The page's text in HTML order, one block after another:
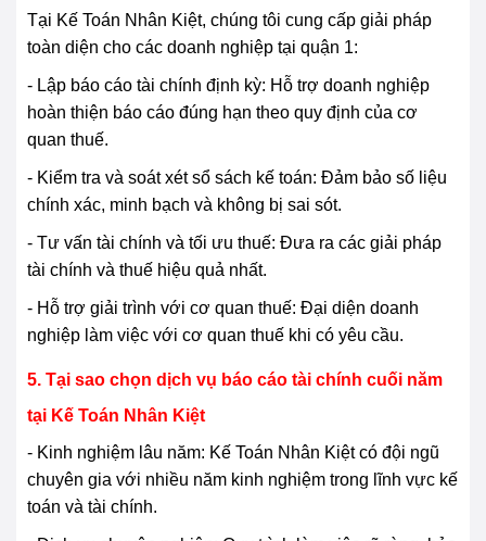
Tại Kế Toán Nhân Kiệt, chúng tôi cung cấp giải pháp
toàn diện cho các doanh nghiệp tại quận 1:
- Lập báo cáo tài chính định kỳ: Hỗ trợ doanh nghiệp
hoàn thiện báo cáo đúng hạn theo quy định của cơ
quan thuế.
- Kiểm tra và soát xét sổ sách kế toán: Đảm bảo số liệu
chính xác, minh bạch và không bị sai sót.
- Tư vấn tài chính và tối ưu thuế: Đưa ra các giải pháp
tài chính và thuế hiệu quả nhất.
- Hỗ trợ giải trình với cơ quan thuế: Đại diện doanh
nghiệp làm việc với cơ quan thuế khi có yêu cầu.
5. Tại sao chọn dịch vụ báo cáo tài chính cuối năm
tại Kế Toán Nhân Kiệt
- Kinh nghiệm lâu năm: Kế Toán Nhân Kiệt có đội ngũ
chuyên gia với nhiều năm kinh nghiệm trong lĩnh vực kế
toán và tài chính.